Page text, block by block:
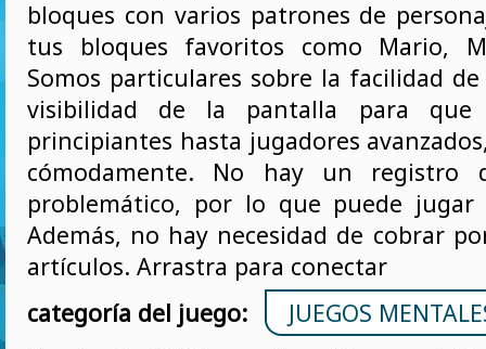
bloques con varios patrones de
tus bloques favoritos como Mario,
Somos particulares sobre la facilidad
visibilidad de la pantalla para que
principiantes hasta jugadores
cómodamente. No hay un registro
problemático, por lo que puede jugar
Además, no hay necesidad de cobrar
artículos. Arrastra para conectar
categoría del juego:
JUEGOS